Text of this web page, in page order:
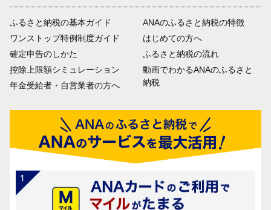
ふるさと納税の基本ガイド
ワンストップ特例制度ガイド
確定申告のしかた
控除上限額シミュレーション
年金受給者・自営業者の方へ
ANAのふるさと納税の特徴
はじめての方へ
ふるさと納税の流れ
動画でわかるANAのふるさと
納税